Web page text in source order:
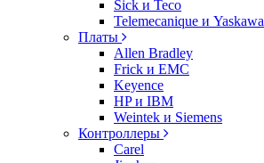
Sick и Teco
Telemecanique и Yaskawa
Платы
Allen Bradley
Frick и EMC
Keyence
HP и IBM
Weintek и Siemens
Контроллеры
Carel